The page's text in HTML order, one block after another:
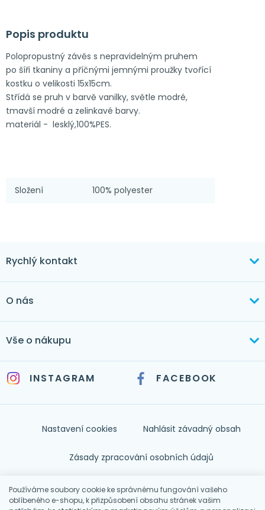
Popis produktu
Polopropustný závěs s nepravidelným pruhem
po šíři tkaniny a příčnými jemnými proužky tvořící
kostku o velikosti 15x15cm.
Střídá se pruh v barvě vanilky, světle modré,
tmavší modré a zelinkavé barvy.
materiál - lesklý,100%PES.
Složení 100% polyester
Rychlý kontakt
+420 771 144 779
info@byt-tex.cz
O nás
Služby
Vše o nákupu
INSTAGRAM FACEBOOK
Nastavení cookies Nahlásit závadný obsah
Zásady zpracování osobních údajů
Souhlas se zpracováním osobních údajů
Používáme soubory cookie ke správnému fungování vašeho
oblíbeného e-shopu, k přizpůsobení obsahu stránek vašim